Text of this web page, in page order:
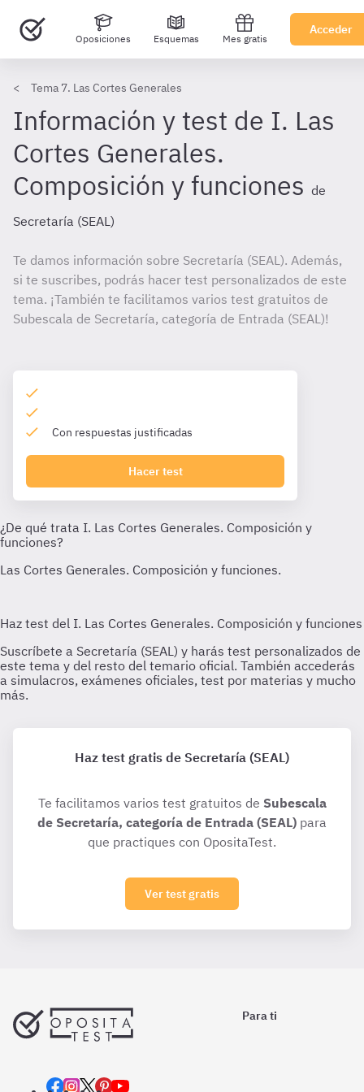
Oposiciones Esquemas Mes gratis
Acceder
Tema 7. Las Cortes Generales
Información y test de I. Las
Cortes Generales.
Composición y funciones de
Secretaría (SEAL)
Te damos información sobre Secretaría (SEAL). Además,
si te suscribes, podrás hacer test personalizados de este
tema. ¡También te facilitamos varios test gratuitos de
Subescala de Secretaría, categoría de Entrada (SEAL)!
Con respuestas justificadas
Hacer test
Haz test gratis de Secretaría (SEAL)
Te facilitamos varios test gratuitos de Subescala
de Secretaría, categoría de Entrada (SEAL) para
que practiques con OpositaTest.
Ver test gratis
Para ti